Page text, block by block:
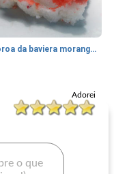
rosa coroa da baviera morango sonho supremo
Adorei